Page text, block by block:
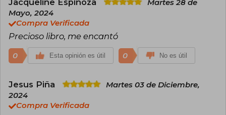
Jacqueline Espinoza
Martes 28 de
Mayo, 2024
Compra Verificada
Precioso libro, me encantó
0 Esta opinión es útil 0 No es útil
Jesus Piña
Martes 03 de Diciembre,
2024
Compra Verificada